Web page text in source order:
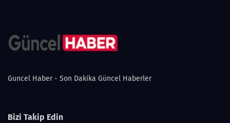
Guncel Haber - Son Dakika Güncel Haberler
Bizi Takip Edin